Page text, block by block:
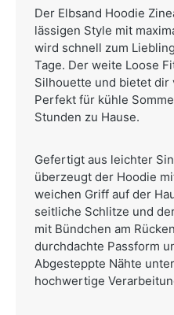
Der Elbsand Hoodie
lässigen Style mit
wird schnell zum
Tage. Der weite Loose
Silhouette und bietet
Perfekt für kühle
Stunden zu Hause.
Gefertigt aus leichter
überzeugt der Hoodie
weichen Griff auf der
seitliche Schlitze und
mit Bündchen am
durchdachte Passform
Abgesteppte Nähte
hochwertige